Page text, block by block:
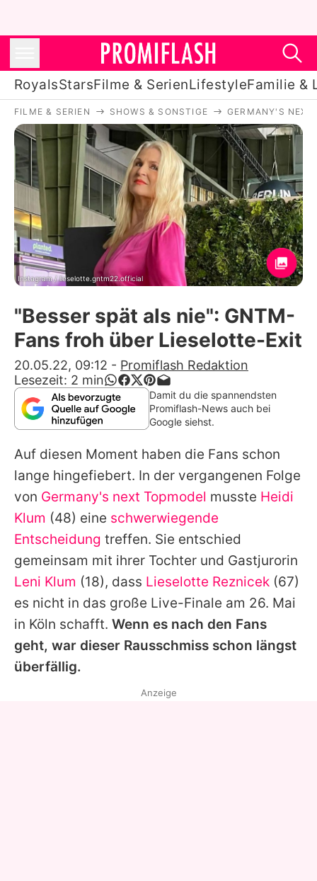
RoyalsStarsFilme & SerienLifestyleFamilie &
Royals
Stars
Filme & Serien
Lifestyle
Familie & Liebe
Promiflash Exklusiv
Alle Themen auf Promiflash
App runterladen
Team
Redaktionelle Richtlinien
Impressum
Datenschutzerklärung
Nutzungsbedingungen
Utiq verwalten
FILME & SERIEN SHOWS & SONSTIGE GERMANY'S NEXT
Instagram / lieselotte.gntm22.official
"Besser spät als nie": GNTM-
Fans froh über Lieselotte-Exit
20.05.22, 09:12 - Promiflash Redaktion
Lesezeit: 2 min
Damit du die spannendsten
Promiflash-News auch bei
Google siehst.
Auf diesen Moment haben die Fans schon
lange hingefiebert. In der vergangenen Folge
von Germany's next Topmodel musste Heidi
Klum (48) eine schwerwiegende
Entscheidung treffen. Sie entschied
gemeinsam mit ihrer Tochter und Gastjurorin
Leni Klum (18), dass Lieselotte Reznicek (67)
es nicht in das große Live-Finale am 26. Mai
in Köln schafft. Wenn es nach den Fans
geht, war dieser Rausschmiss schon längst
überfällig.
Anzeige